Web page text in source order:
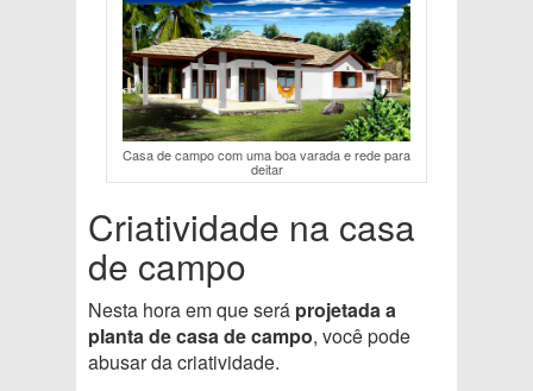
Casa de campo com uma boa varada e rede para
deitar
Criatividade na casa
de campo
Nesta hora em que será projetada a
planta de casa de campo, você pode
abusar da criatividade.